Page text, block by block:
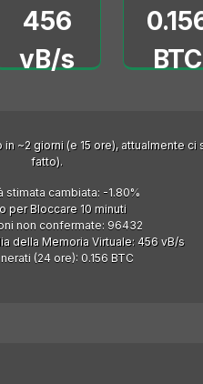
456
vB/s
BTC
~2 giorni (e 15 ore), attualmente ci
fatto).
stimata cambiata: -1.80%
per Bloccare 10 minuti
non confermate: 96432
della Memoria Virtuale: 456 vB/s
(24 ore): 0.156 BTC